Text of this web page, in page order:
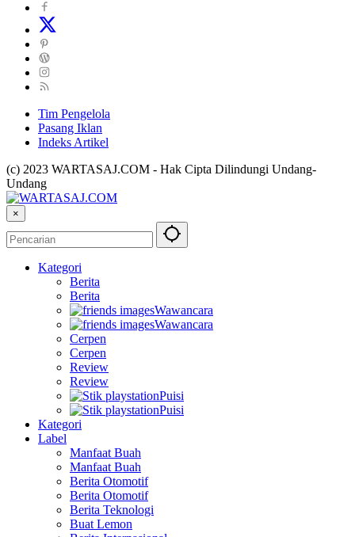
Tim Pengelola
Pasang Iklan
Indeks Artikel
(c) 2023 WARTASAJ.COM - Hak Cipta Dilindungi Undang-
Undang
×
Kategori
Berita
Berita
Wawancara
Wawancara
Cerpen
Cerpen
Review
Review
Puisi
Puisi
Kategori
Label
Manfaat Buah
Manfaat Buah
Berita Otomotif
Berita Otomotif
Berita Teknologi
Buat Lemon